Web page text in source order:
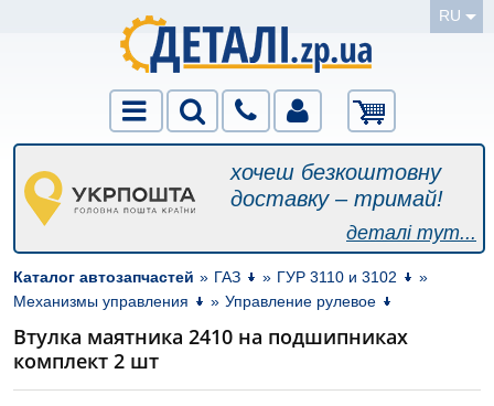
RU
хочеш безкоштовну
доставку – тримай!
деталі тут...
Каталог автозапчастей » ГАЗ » ГУР 3110 и 3102
»
Механизмы управления
» Управление рулевое
Втулка маятника 2410 на подшипниках
комплект 2 шт